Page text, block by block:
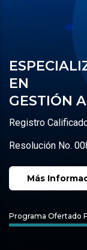
EN
GESTIÓN
Registro
Resolución No.
Más
Programa Ofertado